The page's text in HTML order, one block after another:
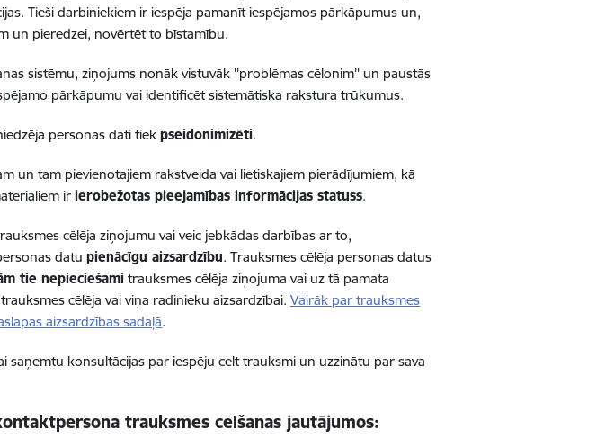
Tieši darbiniekiem ir iespēja pamanīt iespējamos pārkāpumus un,
un pieredzei, novērtēt to bīstamību.
sistēmu, ziņojums nonāk vistuvāk ''problēmas cēlonim'' un paustās
pārkāpumu vai identificēt sistemātiska rakstura trūkumus.
personas dati tiekpseidonimizēti.
un tam pievienotajiem rakstveida vai lietiskajiem pierādījumiem, kā
irierobežotas pieejamības informācijas statuss.
cēlēja ziņojumu vai veic jebkādas darbības ar to,
datupienācīgu aizsardzību. Trauksmes cēlēja personas datus
tie nepieciešami trauksmes cēlēja ziņojuma vai uz tā pamata
cēlēja vai viņa radinieku aizsardzībai.Vairāk par trauksmes
aizsardzības sadaļā.
saņemtu konsultācijas par iespēju celt trauksmi un uzzinātu par sava
trauksmes celšanas jautājumos: